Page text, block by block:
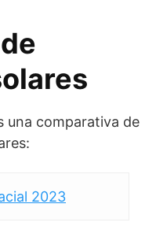
una comparativa de
2023